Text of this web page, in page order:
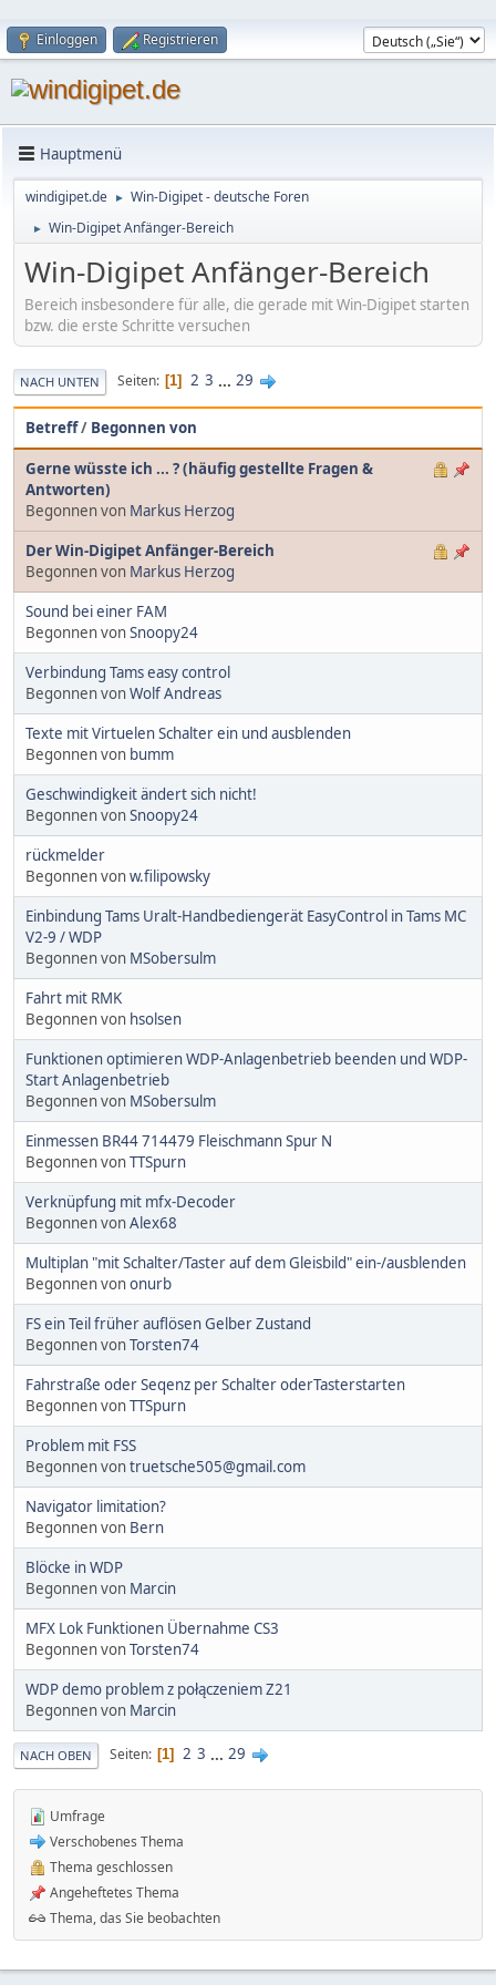
Einloggen Registrieren
Hauptmenü
windigipet.de ► Win-Digipet - deutsche Foren
► Win-Digipet Anfänger-Bereich
Win-Digipet Anfänger-Bereich
Bereich insbesondere für alle, die gerade mit Win-Digipet starten
bzw. die erste Schritte versuchen
NACH UNTEN Seiten 1 2 3 ... 29
Betreff/ Begonnen von
Gerne wüsste ich ... ? (häufig gestellte Fragen &
Antworten)
Begonnen von Markus Herzog
Der Win-Digipet Anfänger-Bereich
Begonnen von Markus Herzog
Sound bei einer FAM
Begonnen vonSnoopy24
Verbindung Tams easy control
Begonnen vonWolf Andreas
Texte mit Virtuelen Schalter ein und ausblenden
Begonnen von bumm
Geschwindigkeit ändert sich nicht!
Begonnen vonSnoopy24
rückmelder
Begonnen vonw.filipowsky
Einbindung Tams Uralt-Handbediengerät EasyControl in Tams MC
V2-9 / WDP
Begonnen von MSobersulm
Fahrt mit RMK
Begonnen von hsolsen
Funktionen optimieren WDP-Anlagenbetrieb beenden und WDP-
Start Anlagenbetrieb
Begonnen von MSobersulm
Einmessen BR44 714479 Fleischmann Spur N
Begonnen vonTTSpurn
Verknüpfung mit mfx-Decoder
Begonnen vonAlex68
Multiplan "mit Schalter/Taster auf dem Gleisbild" ein-/ausblenden
Begonnen vononurb
FS ein Teil früher auflösen Gelber Zustand
Begonnen vonTorsten74
Fahrstraße oder Seqenz per Schalter oderTasterstarten
Begonnen vonTTSpurn
Problem mit FSS
Begonnen vontruetsche505@gmail.com
Navigator limitation?
Begonnen von Bern
Blöcke in WDP
Begonnen von Marcin
MFX Lok Funktionen Übernahme CS3
Begonnen vonTorsten74
WDP demo problem z połączeniem Z21
Begonnen von Marcin
NACH OBEN Seiten 1 2 3 ... 29
Umfrage
Verschobenes Thema
Thema geschlossen
Angeheftetes Thema
Thema, das Sie beobachten